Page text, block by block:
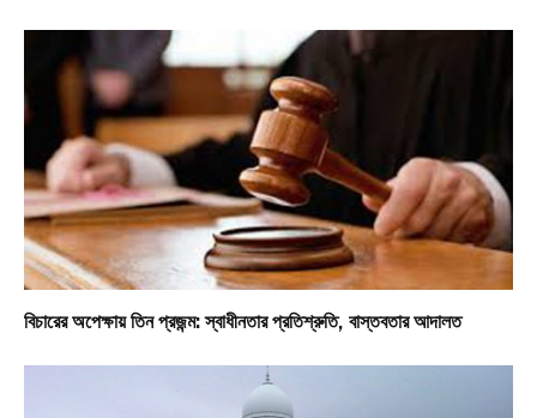
বিচারের অপেক্ষায় তিন প্রজন্ম: স্বাধীনতার প্রতিশ্রুতি, বাস্তবতার আদালত